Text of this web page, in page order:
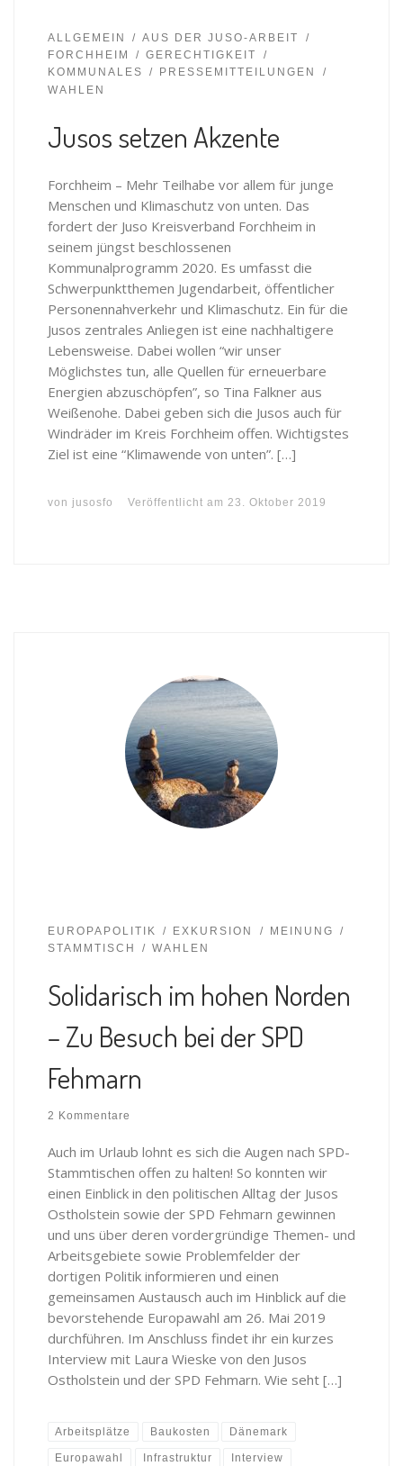
ALLGEMEIN
AUS DER JUSO-ARBEIT
FORCHHEIM
GERECHTIGKEIT
KOMMUNALES
PRESSEMITTEILUNGEN
WAHLEN
Jusos setzen Akzente
Forchheim – Mehr Teilhabe vor allem für junge
Menschen und Klimaschutz von unten. Das
fordert der Juso Kreisverband Forchheim in
seinem jüngst beschlossenen
Kommunalprogramm 2020. Es umfasst die
Schwerpunktthemen Jugendarbeit, öffentlicher
Personennahverkehr und Klimaschutz. Ein für die
Jusos zentrales Anliegen ist eine nachhaltigere
Lebensweise. Dabei wollen “wir unser
Möglichstes tun, alle Quellen für erneuerbare
Energien abzuschöpfen”, so Tina Falkner aus
Weißenohe. Dabei geben sich die Jusos auch für
Windräder im Kreis Forchheim offen. Wichtigstes
Ziel ist eine “Klimawende von unten”. […]
von jusosfo Veröffentlicht am 23. Oktober 2019
EUROPAPOLITIK EXKURSION
MEINUNG
STAMMTISCH
WAHLEN
Solidarisch im hohen Norden
– Zu Besuch bei der SPD
Fehmarn
2 Kommentare
Auch im Urlaub lohnt es sich die Augen nach SPD-
Stammtischen offen zu halten! So konnten wir
einen Einblick in den politischen Alltag der Jusos
Ostholstein sowie der SPD Fehmarn gewinnen
und uns über deren vordergründige Themen- und
Arbeitsgebiete sowie Problemfelder der
dortigen Politik informieren und einen
gemeinsamen Austausch auch im Hinblick auf die
bevorstehende Europawahl am 26. Mai 2019
durchführen. Im Anschluss findet ihr ein kurzes
Interview mit Laura Wieske von den Jusos
Ostholstein und der SPD Fehmarn. Wie seht […]
Arbeitsplätze Baukosten Dänemark
Europawahl Infrastruktur Interview